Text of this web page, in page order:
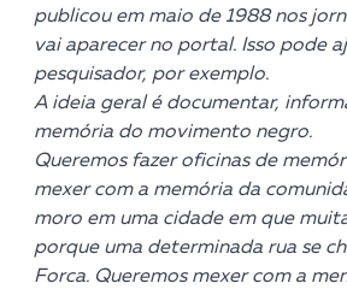
publicou em maio de 1988 nos
vai aparecer no portal. Isso pode
pesquisador, por exemplo.
A ideia geral é documentar,
memória do movimento negro.
Queremos fazer oficinas de
mexer com a memória da
moro em uma cidade em que
porque uma determinada rua se
Forca. Queremos mexer com a